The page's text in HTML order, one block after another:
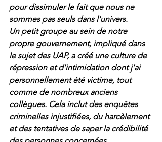
pour dissimuler le fait que nous ne
sommes pas seuls dans l'univers.
Un petit groupe au sein de notre
propre gouvernement, impliqué dans
le sujet des UAP, a créé une culture de
répression et d'intimidation dont j'ai
personnellement été victime, tout
comme de nombreux anciens
collègues. Cela inclut des enquêtes
criminelles injustifiées, du harcèlement
et des tentatives de saper la crédibilité